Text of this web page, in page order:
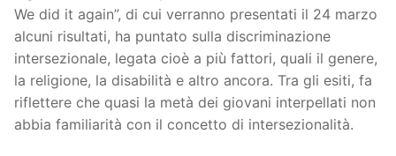
We did it again”, di cui verranno presentati il 24 marzo
alcuni risultati, ha puntato sulla discriminazione
intersezionale, legata cioè a più fattori, quali il genere,
la religione, la disabilità e altro ancora. Tra gli esiti, fa
riflettere che quasi la metà dei giovani interpellati non
abbia familiarità con il concetto di intersezionalità.